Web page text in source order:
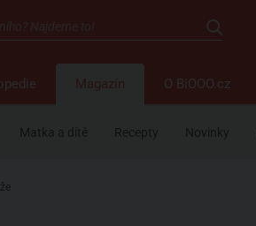
Magazín O BiOOO.cz
Matka a dítě Recepty Novinky